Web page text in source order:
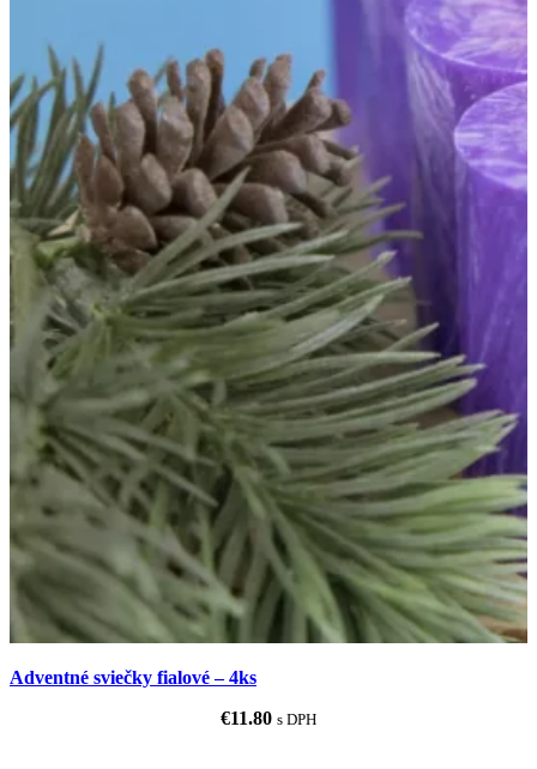
Adventné sviečky fialové – 4ks
€11.80 s DPH